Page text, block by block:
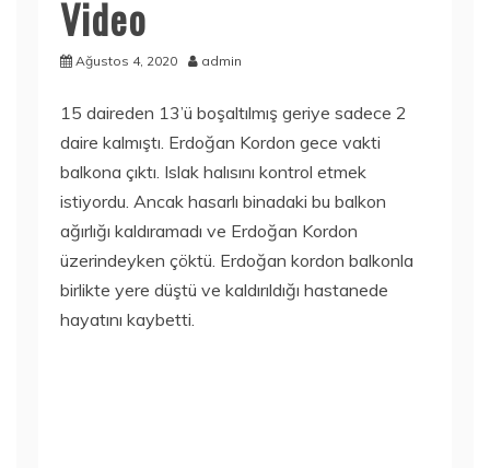
Video
Ağustos 4, 2020 admin
15 daireden 13’ü boşaltılmış geriye sadece 2
daire kalmıştı. Erdoğan Kordon gece vakti
balkona çıktı. Islak halısını kontrol etmek
istiyordu. Ancak hasarlı binadaki bu balkon
ağırlığı kaldıramadı ve Erdoğan Kordon
üzerindeyken çöktü. Erdoğan kordon balkonla
birlikte yere düştü ve kaldırıldığı hastanede
hayatını kaybetti.